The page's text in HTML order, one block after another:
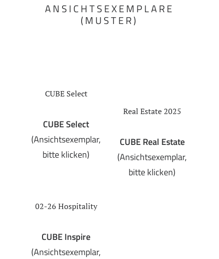
ANSICHTSEXEMPLARE
(MUSTER)
CUBE Select
CUBE Select
(Ansichtsexemplar,
bitte klicken)
Real Estate 2025
CUBE Real Estate
(Ansichtsexemplar,
bitte klicken)
02-26 Hospitality
CUBE Inspire
(Ansichtsexemplar,